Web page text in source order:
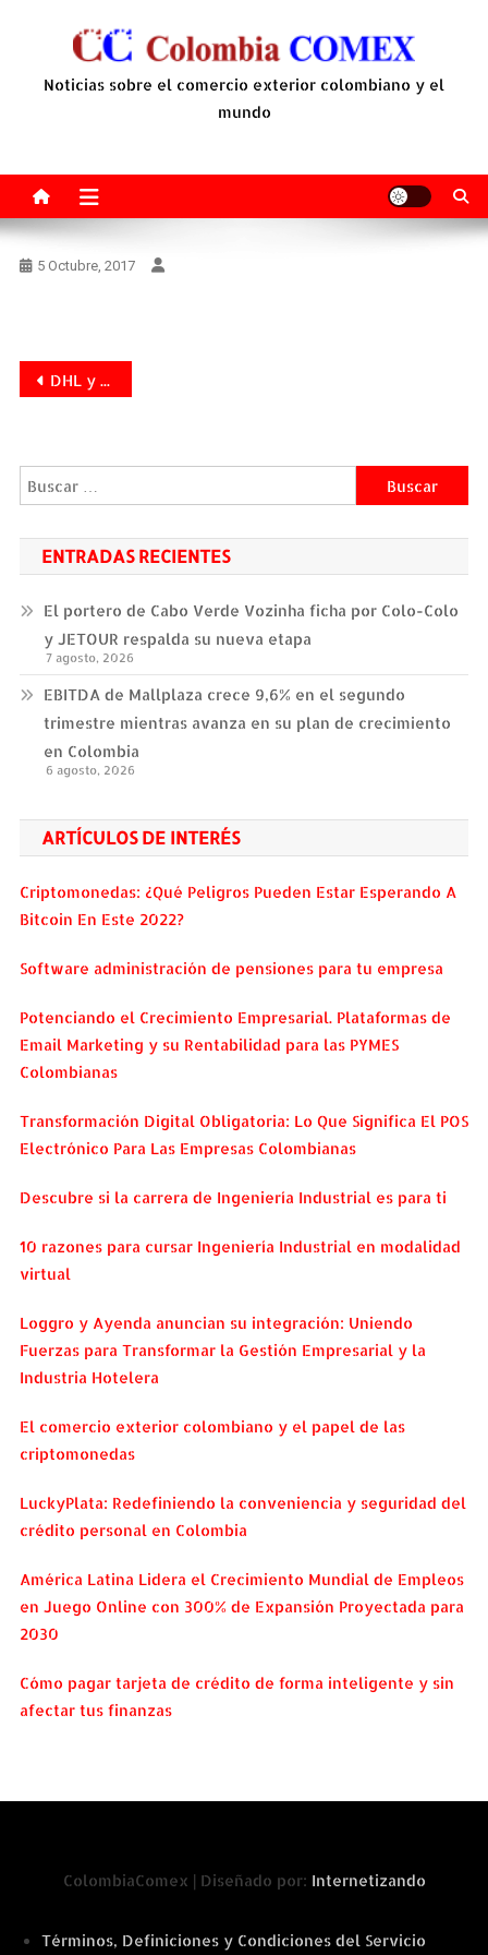
Noticias sobre el comercio exterior colombiano y el
mundo
5 Octubre, 2017
Navegación
entradas
DHL y Aldeas Infantiles SOS lanzan en Colombia la iniciativa Youthcan!
Buscar:
ENTRADAS RECIENTES
El portero de Cabo Verde Vozinha ficha por Colo-Colo
y JETOUR respalda su nueva etapa
7 agosto, 2026
EBITDA de Mallplaza crece 9,6% en el segundo
trimestre mientras avanza en su plan de crecimiento
en Colombia
6 agosto, 2026
ARTÍCULOS DE INTERÉS
Criptomonedas: ¿Qué Peligros Pueden Estar Esperando A
Bitcoin En Este 2022?
Software administración de pensiones para tu empresa
Potenciando el Crecimiento Empresarial. Plataformas de
Email Marketing y su Rentabilidad para las PYMES
Colombianas
Transformación Digital Obligatoria: Lo Que Significa El POS
Electrónico Para Las Empresas Colombianas
Descubre si la carrera de Ingeniería Industrial es para ti
10 razones para cursar Ingeniería Industrial en modalidad
virtual
Loggro y Ayenda anuncian su integración: Uniendo
Fuerzas para Transformar la Gestión Empresarial y la
Industria Hotelera
El comercio exterior colombiano y el papel de las
criptomonedas
LuckyPlata: Redefiniendo la conveniencia y seguridad del
crédito personal en Colombia
América Latina Lidera el Crecimiento Mundial de Empleos
en Juego Online con 300% de Expansión Proyectada para
2030
Cómo pagar tarjeta de crédito de forma inteligente y sin
afectar tus finanzas
ColombiaComex | Diseñado por: Internetizando
Términos, Definiciones y Condiciones del Servicio